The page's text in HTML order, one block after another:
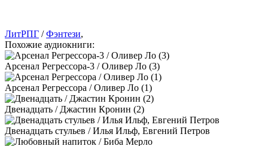
ЛитРПГ /Фэнтези,
Похожие аудиокниги:
Арсенал Регрессора-3 / Оливер Ло (3)
Арсенал Регрессора / Оливер Ло (1)
Двенадцать / Джастин Кронин (2)
Двенадцать стульев / Илья Ильф, Евгений Петров